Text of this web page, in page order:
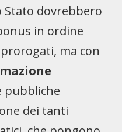
Stato dovrebbero
in ordine
ma con
pubbliche
dei tanti